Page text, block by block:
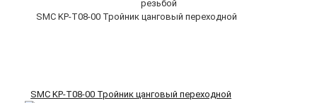
SMC KP-T08-00 Тройник цанговый переходной